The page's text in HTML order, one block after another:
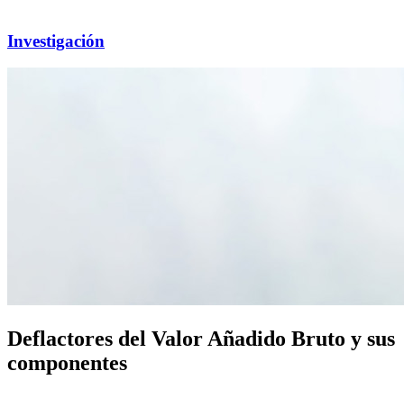
Investigación
Deflactores del Valor Añadido Bruto y sus
componentes